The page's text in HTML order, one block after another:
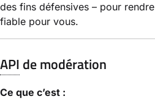
des fins défensives – pour
fiable pour vous.
API de modération
Ce que c’est :